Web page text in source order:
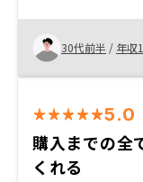
セールスの方も
た。
30代前半 / 年収
5.0
購入までの全
くれる